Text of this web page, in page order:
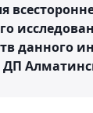
данного